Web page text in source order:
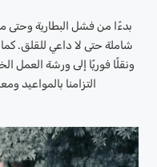
بدءًا من فشل البطارية وحتى
شاملة حتى لا داعي للقلق.
ونقلًا فوريًا إلى ورشة العمل
التزامنا بالمواعيد